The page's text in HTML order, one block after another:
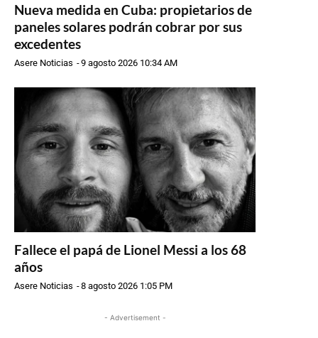
Nueva medida en Cuba: propietarios de
paneles solares podrán cobrar por sus
excedentes
Asere Noticias -9 agosto 2026 10:34 AM
Fallece el papá de Lionel Messi a los 68
años
Asere Noticias -8 agosto 2026 1:05 PM
- Advertisement -